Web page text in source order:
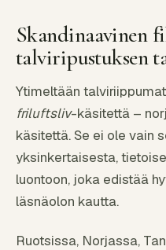
Skandinaavinen
talviripustuksen
Ytimeltään
friluftsliv-käsitettä –
käsitettä. Se ei ole vain
yksinkertaisesta,
luontoon, joka edistää
läsnäolon kautta.
Ruotsissa, Norjassa,